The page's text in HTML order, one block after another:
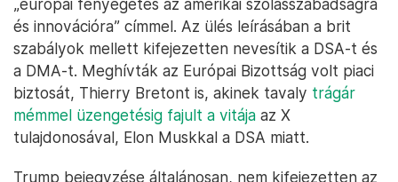
„európai fenyegetés az amerikai szólásszabadságra
és innovációra” címmel. Az ülés leírásában a brit
szabályok mellett kifejezetten nevesítik a DSA-t és
a DMA-t. Meghívták az Európai Bizottság volt piaci
biztosát, Thierry Bretont is, akinek tavaly trágár
mémmel üzengetésig fajult a vitája az X
tulajdonosával, Elon Muskkal a DSA miatt.
Trump bejegyzése általánosan, nem kifejezetten az